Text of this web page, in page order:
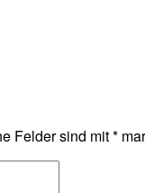
Felder sind mit*